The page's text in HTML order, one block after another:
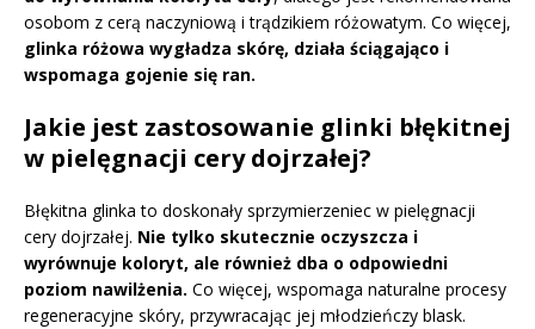
osobom z cerą naczyniową i trądzikiem różowatym. Co więcej,
glinka różowa wygładza skórę, działa ściągająco i
wspomaga gojenie się ran.
Jakie jest zastosowanie glinki błękitnej
w pielęgnacji cery dojrzałej?
Błękitna glinka to doskonały sprzymierzeniec w pielęgnacji
cery dojrzałej. Nie tylko skutecznie oczyszcza i
wyrównuje koloryt, ale również dba o odpowiedni
poziom nawilżenia. Co więcej, wspomaga naturalne procesy
regeneracyjne skóry, przywracając jej młodzieńczy blask.